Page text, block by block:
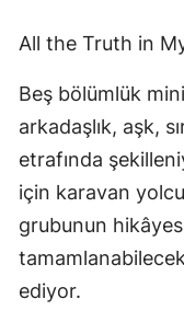
All the Truth in
Beş bölümlük
arkadaşlık, aşk,
etrafında
için karavan
grubunun
ediyor.